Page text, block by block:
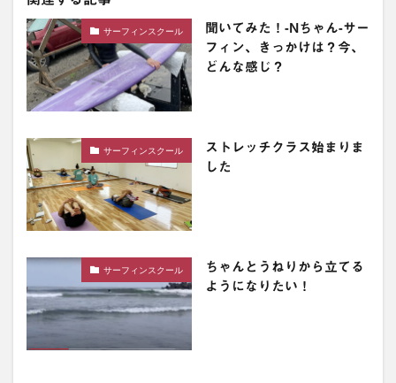
サーフィンスクール
聞いてみた！-Nちゃん-サー
フィン、きっかけは？今、
どんな感じ？
サーフィンスクール
ストレッチクラス始まりま
した
サーフィンスクール
ちゃんとうねりから立てる
ようになりたい！